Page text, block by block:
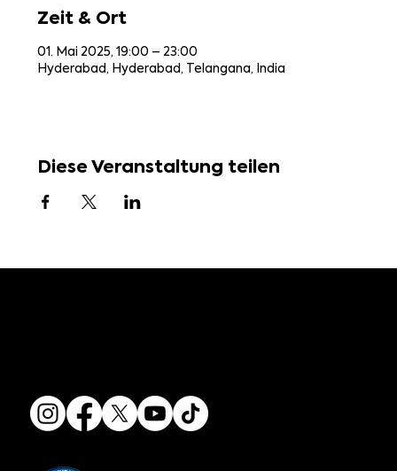
Zeit & Ort
01. Mai 2025, 19:00 – 23:00
Hyderabad, Hyderabad, Telangana, India
Diese Veranstaltung teilen